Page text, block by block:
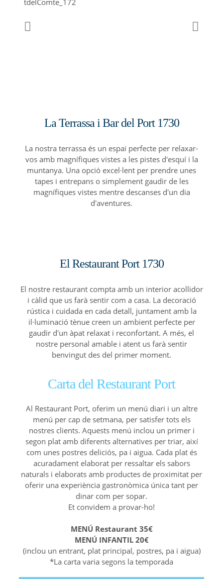
El Restaurant Port 1730
El nostre restaurant compta amb un interior acollidor
i càlid que us farà sentir com a casa. La decoració
rústica i cuidada en cada detall, juntament amb la
il·luminació tènue creen un ambient perfecte per
gaudir d'un àpat relaxat i reconfortant. A més, el
nostre personal amable i atent us farà sentir
benvingut des del primer moment.
La Terrassa i Bar del Port 1730
La nostra terrassa és un espai perfecte per relaxar-
vos amb magnífiques vistes a les pistes d'esquí i la
muntanya. Una opció excel·lent per prendre unes
tapes i entrepans o simplement gaudir de les
magnífiques vistes mentre descanses d'un dia
d'aventures.
Carta del Restaurant Port
Al Restaurant Port, oferim un menú diari i un altre
menú per cap de setmana, per satisfer tots els
nostres clients. Aquests menú inclou un primer i
segon plat amb diferents alternatives per triar, així
com unes postres deliciós, pa i aigua. Cada plat és
acuradament elaborat per ressaltar els sabors
naturals i elaborats amb productes de proximitat per
oferir una experiència gastronòmica única tant per
dinar com per sopar.
Et convidem a provar-ho!
MENÚ Restaurant 35€
MENÚ INFANTIL 20€
(inclou un entrant, plat principal, postres, pa i aigua)
*La carta varia segons la temporada